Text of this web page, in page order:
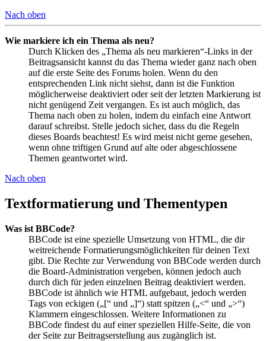
Nach oben
Wie markiere ich ein Thema als neu?
Durch Klicken des „Thema als neu markieren“-Links in der
Beitragsansicht kannst du das Thema wieder ganz nach oben
auf die erste Seite des Forums holen. Wenn du den
entsprechenden Link nicht siehst, dann ist die Funktion
möglicherweise deaktiviert oder seit der letzten Markierung ist
nicht genügend Zeit vergangen. Es ist auch möglich, das
Thema nach oben zu holen, indem du einfach eine Antwort
darauf schreibst. Stelle jedoch sicher, dass du die Regeln
dieses Boards beachtest! Es wird meist nicht gerne gesehen,
wenn ohne triftigen Grund auf alte oder abgeschlossene
Themen geantwortet wird.
Nach oben
Textformatierung und Thementypen
Was ist BBCode?
BBCode ist eine spezielle Umsetzung von HTML, die dir
weitreichende Formatierungsmöglichkeiten für deinen Text
gibt. Die Rechte zur Verwendung von BBCode werden durch
die Board-Administration vergeben, können jedoch auch
durch dich für jeden einzelnen Beitrag deaktiviert werden.
BBCode ist ähnlich wie HTML aufgebaut, jedoch werden
Tags von eckigen („[“ und „]“) statt spitzen („<“ und „>“)
Klammern eingeschlossen. Weitere Informationen zu
BBCode findest du auf einer speziellen Hilfe-Seite, die von
der Seite zur Beitragserstellung aus zugänglich ist.